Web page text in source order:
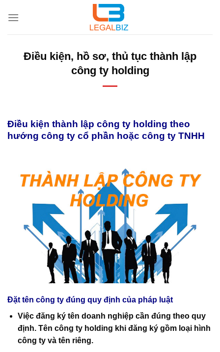
Điều kiện, hồ sơ, thủ tục thành lập
công ty holding
Điều kiện thành lập công ty holding theo
hướng công ty cổ phần hoặc công ty TNHH
Đặt tên công ty đúng quy định của pháp luật
Việc đăng ký tên doanh nghiệp cần đúng theo quy
định. Tên công ty holding khi đăng ký gồm loại hình
công ty và tên riêng.